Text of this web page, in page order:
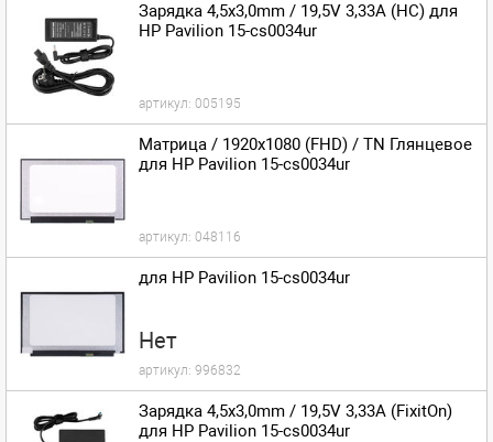
Зарядка 4,5x3,0mm / 19,5V 3,33A (HC) для
HP Pavilion 15-cs0034ur
артикул: 005195
Матрица / 1920x1080 (FHD) / TN Глянцевое
для HP Pavilion 15-cs0034ur
артикул: 048116
для HP Pavilion 15-cs0034ur
Нет
артикул: 996832
Зарядка 4,5x3,0mm / 19,5V 3,33A (FixitOn)
для HP Pavilion 15-cs0034ur